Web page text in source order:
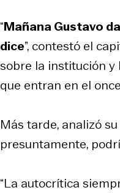
“Mañana Gustavo
dice”, contestó el
sobre la institución y
que entran en el
Más tarde, analizó
presuntamente,
“La autocrítica